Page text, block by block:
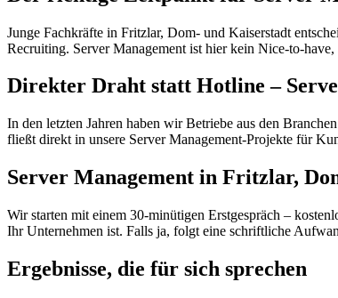
Junge Fachkräfte in Fritzlar, Dom- und Kaiserstadt
Recruiting. Server Management ist hier kein Nice-to-
Direkter Draht statt Hotline –
In den letzten Jahren haben wir Betriebe aus den
fließt direkt in unsere Server Management-Projekte für
Server Management in Fritzlar,
Wir starten mit einem 30-minütigen Erstgespräch –
Ihr Unternehmen ist. Falls ja, folgt eine schriftliche
Ergebnisse, die für sich sprechen